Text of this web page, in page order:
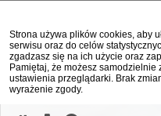
Strona używa plików cookies, aby
serwisu oraz do celów
zgadzasz się na ich użycie oraz
Pamiętaj, że możesz
ustawienia przeglądarki. Brak
wyrażenie zgody.